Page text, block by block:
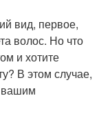
вид, первое,
волос. Но что
и хотите
В этом случае,
вашим